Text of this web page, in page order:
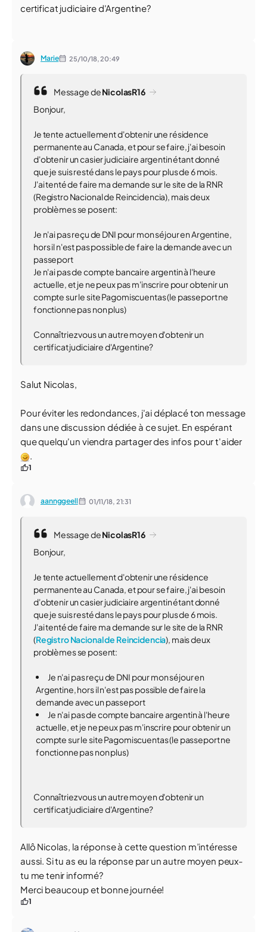
certificat judiciaire d'Argentine?
Marie 25/10/18,20:49
Message deNicolasR16
Bonjour,
Je tente actuellement d'obtenir une résidence
permanente au Canada, et pour se faire, j'ai besoin
d'obtenir un casier judiciaire argentin étant donné
que je suis resté dans le pays pour plus de 6 mois.
J'ai tenté de faire ma demande sur le site de la RNR
(Registro Nacional de Reincidencia), mais deux
problèmes se posent:
Je n'ai pas reçu de DNI pour mon séjour en Argentine,
hors il n'est pas possible de faire la demande avec un
passeport
Je n'ai pas de compte bancaire argentin à l'heure
actuelle, et je ne peux pas m'inscrire pour obtenir un
compte sur le site Pagomiscuentas (le passeport ne
fonctionne pas non plus)
Connaîtriez vous un autre moyen d'obtenir un
certificat judiciaire d'Argentine?
Salut Nicolas,
Pour éviter les redondances, j'ai déplacé ton message
dans une discussion dédiée à ce sujet. En espérant
que quelqu'un viendra partager des infos pour t'aider
.
1
aannggeell 01/11/18, 21:31
Message deNicolasR16
Bonjour,
Je tente actuellement d'obtenir une résidence
permanente au Canada, et pour se faire, j'ai besoin
d'obtenir un casier judiciaire argentin étant donné
que je suis resté dans le pays pour plus de 6 mois.
J'ai tenté de faire ma demande sur le site de la RNR
(Registro Nacional de Reincidencia), mais deux
problèmes se posent:
Je n'ai pas reçu de DNI pour mon séjour en
Argentine, hors il n'est pas possible de faire la
demande avec un passeport
Je n'ai pas de compte bancaire argentin à l'heure
actuelle, et je ne peux pas m'inscrire pour obtenir un
compte sur le site Pagomiscuentas (le passeport ne
fonctionne pas non plus)
Connaîtriez vous un autre moyen d'obtenir un
certificat judiciaire d'Argentine?
Allô Nicolas, la réponse à cette question m’intéresse
aussi. Si tu as eu la réponse par un autre moyen peux-
tu me tenir informé?
Merci beaucoup et bonne journée!
1